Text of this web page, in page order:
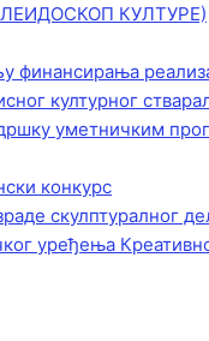
КУЛТУРЕ)
финансирања
културног
уметничким
конкурс
скулптуралног
уређења